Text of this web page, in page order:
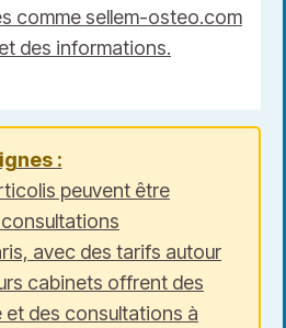
comme sellem-osteo.com
des informations.
:
peuvent être
avec des tarifs autour
cabinets offrent des
et des consultations à